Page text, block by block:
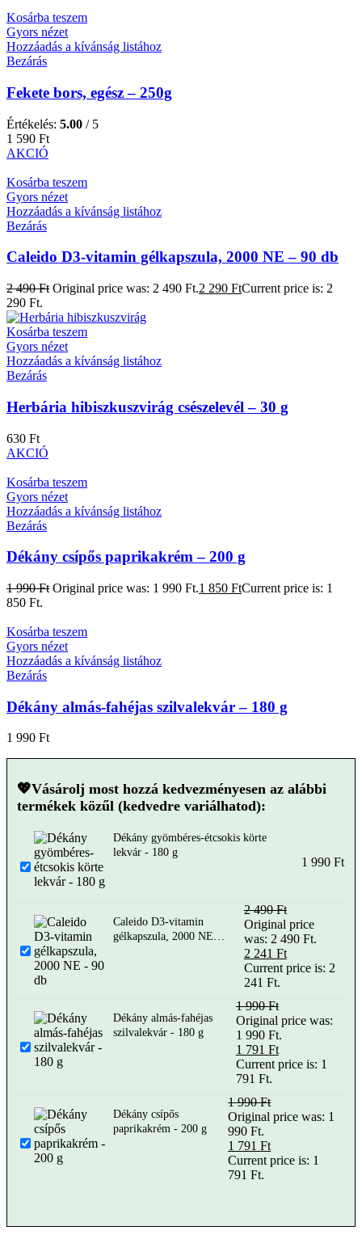
Kosárba teszem
Gyors nézet
Hozzáadás a kívánság listához
Bezárás
Fekete bors, egész – 250g
Értékelés: 5.00 / 5
1 590 Ft
AKCIÓ
Kosárba teszem
Gyors nézet
Hozzáadás a kívánság listához
Bezárás
Caleido D3-vitamin gélkapszula, 2000 NE – 90 db
2 490Ft Original price was: 2 490 Ft.2 290 FtCurrent price is: 2
290 Ft.
Kosárba teszem
Gyors nézet
Hozzáadás a kívánság listához
Bezárás
Herbária hibiszkuszvirág csészelevél – 30 g
630 Ft
AKCIÓ
Kosárba teszem
Gyors nézet
Hozzáadás a kívánság listához
Bezárás
Dékány csípős paprikakrém – 200 g
1 990Ft Original price was: 1 990 Ft.1 850 FtCurrent price is: 1
850 Ft.
Kosárba teszem
Gyors nézet
Hozzáadás a kívánság listához
Bezárás
Dékány almás-fahéjas szilvalekvár – 180 g
1 990 Ft
💖Vásárolj most hozzá kedvezményesen az alábbi
termékek közűl (kedvedre variálhatod):
Dékány gyömbéres-étcsokis körte
lekvár - 180 g
1 990 Ft
Caleido D3-vitamin
gélkapszula, 2000 NE -
2 490Ft
Original price
was: 2 490 Ft.
2 241 Ft
Current price is: 2
241 Ft.
Dékány almás-fahéjas
szilvalekvár - 180 g
1 990Ft
Original price was:
1 990 Ft.
1 791 Ft
Current price is: 1
791 Ft.
Dékány csípős
paprikakrém - 200 g
1 990Ft
Original price was: 1
990 Ft.
1 791Ft
Current price is: 1
791 Ft.